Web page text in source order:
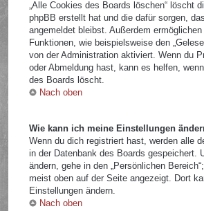
„Alle Cookies des Boards löschen“ löscht
phpBB erstellt hat und die dafür sorgen,
angemeldet bleibst. Außerdem
Funktionen, wie beispielsweise den
von der Administration aktiviert. Wenn du
oder Abmeldung hast, kann es helfen,
des Boards löscht.
Nach oben
Wie kann ich meine Einstellungen
Wenn du dich registriert hast, werden alle
in der Datenbank des Boards gespeichert.
ändern, gehe in den „Persönlichen
meist oben auf der Seite angezeigt. Dort
Einstellungen ändern.
Nach oben